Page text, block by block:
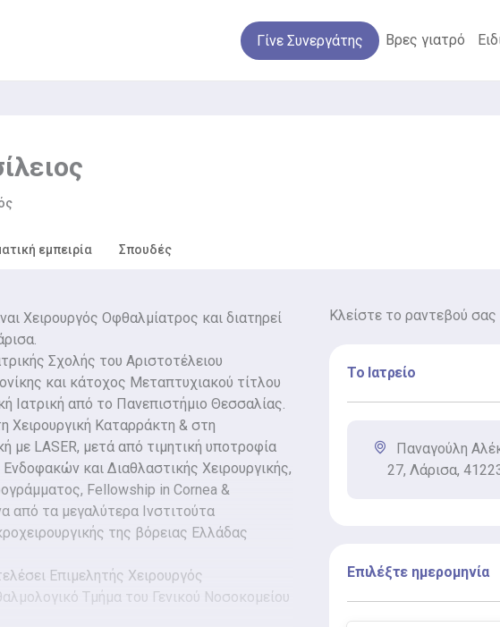
Γίνε Συνεργάτης Βρες γιατρό
εμπειρία Σπουδές
Χειρουργός Οφθαλμίατρος και διατηρεί
Σχολής του Αριστοτέλειου
και κάτοχος Μεταπτυχιακού τίτλου
Ιατρική από το Πανεπιστήμιο Θεσσαλίας.
Χειρουργική Καταρράκτη & στη
με LASER, μετά από τιμητική υποτροφία
Ενδοφακών και Διαθλαστικής Χειρουργικής,
Fellowship in Cornea &
από τα μεγαλύτερα Ινστιτούτα
της βόρειας Ελλάδας
Επιμελητής Χειρουργός
Τμήμα του Γενικού Νοσοκομείου
Κλείστε το ραντεβού σας
Το Ιατρείο
Παναγούλη
27, Λάρισα,
Επιλέξτε ημερομηνία